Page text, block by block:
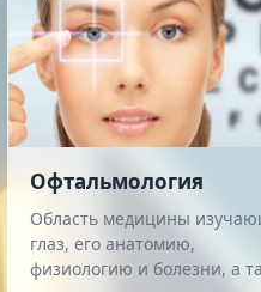
Офтальмология
Область медицины
глаз, его анатомию,
физиологию и болезни, а